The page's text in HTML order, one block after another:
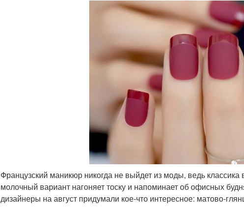
Французский маникюр никогда не выйдет из моды, ведь
молочный вариант нагоняет тоску и напоминает об офисных
дизайнеры на август придумали кое-что интересное: матово-